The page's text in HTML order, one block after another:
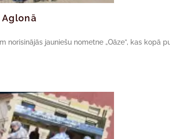
Aglonā
norisinājās jauniešu nometne „Oāze”, kas